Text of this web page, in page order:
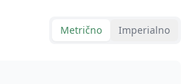
Metrično Imperialno